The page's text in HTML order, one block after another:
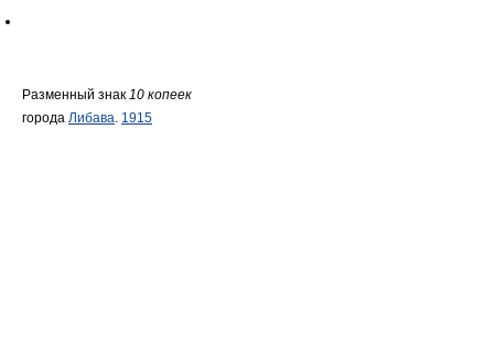
Разменный знак 10 копеек
города Либава 1915